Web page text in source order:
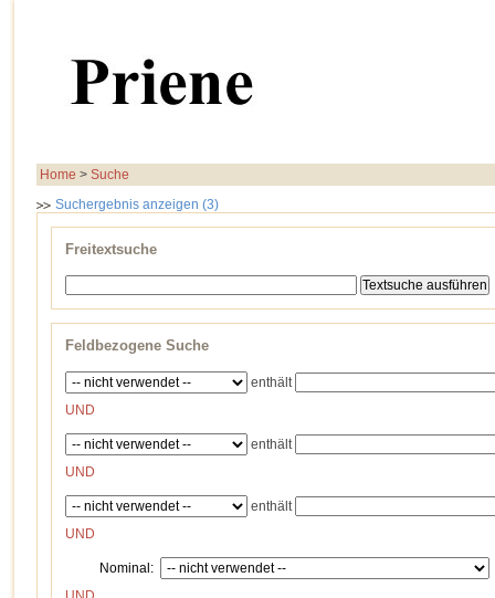
Home > Suche
Suchergebnis anzeigen (3)
Freitextsuche
Feldbezogene Suche
enthält
UND
enthält
UND
enthält
UND
Nominal: